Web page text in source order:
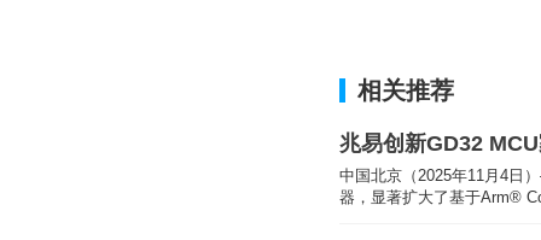
相关推荐
兆易创新GD32
中国北京（2025年11月4日
器，显著扩大了基于Arm®